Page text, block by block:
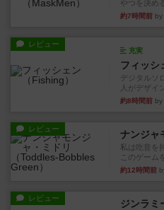
やつを決め
約7時間前 by
レビュー
充実
フィッシ
デジタルソ
人がデザイ
約8時間前 by
レビュー ナンジャ
私は吃音を
このゲーム
約12時間前
レビュー ジンラミ